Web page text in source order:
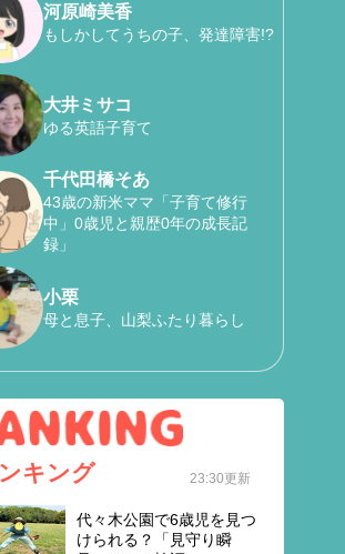
河原崎美香
もしかしてうちの子、発達障害!?
大井ミサコ
ゆる英語子育て
千代田橋そあ
43歳の新米ママ「子育て修行
中」0歳児と親歴0年の成長記
録」
小栗
母と息子、山梨ふたり暮らし
キング 23:30更新
代々木公園で6歳児を見つ
けられる？「見守り瞬